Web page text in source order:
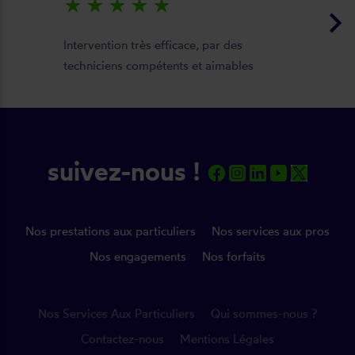
keyboard_arrow_right
star_rate star_rate star_rate star_rate star_rate
Intervention très efficace, par des
techniciens compétents et aimables
suivez-nous !
Nos prestations aux particuliers
Nos services aux pros
Nos engagements
Nos forfaits
Nos Services Aux Particuliers
Qui sommes-nous ?
Contactez-nous
Mentions Légales